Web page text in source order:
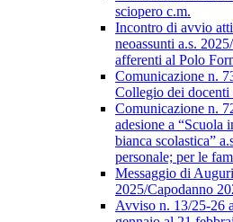
sciopero c.m.
Incontro di avvio
neoassunti a.s.
afferenti al Polo
Comunicazione n.
Collegio dei
Comunicazione n.
adesione a “Scuola
bianca scolastica”
personale; per le
Messaggio di
2025/Capodanno
Avviso n. 13/25-26